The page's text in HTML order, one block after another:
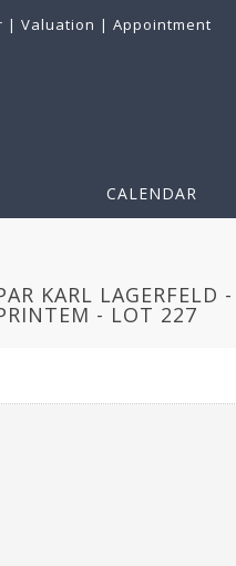
| Valuation | Appointment
CALENDAR
KARL LAGERFELD
- LOT 227